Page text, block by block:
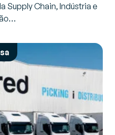
Supply Chain, Indústria e